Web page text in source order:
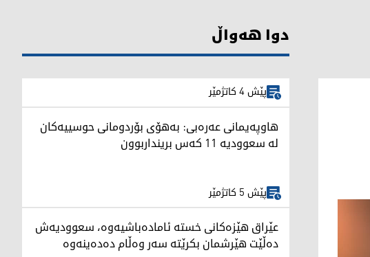
دوا هەواڵ
پێش 4 کاتژمێر
هاوپەیمانی عەرەبی: بەهۆی بۆردومانی حوسییەکان
لە سعوودیە 11 کەس برینداربوون
پێش 5 کاتژمێر
عێراق هێزەکانی خستە ئامادەباشیەوە، سعوودیەش
دەڵێت هێرشمان بکرێتە سەر وەڵام دەدەینەوە